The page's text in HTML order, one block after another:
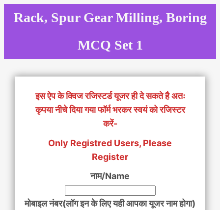
Rack, Spur Gear Milling, Boring
MCQ Set 1
इस ऐप के क्विज रजिस्टर्ड यूजर ही दे सकते है अतः
कृपया नीचे दिया गया फॉर्म भरकर स्वयं को रजिस्टर
करें-
Only Registred Users, Please
Register
नाम/Name
मोबाइल नंबर(लॉग इन के लिए यही आपका यूजर नाम होगा)